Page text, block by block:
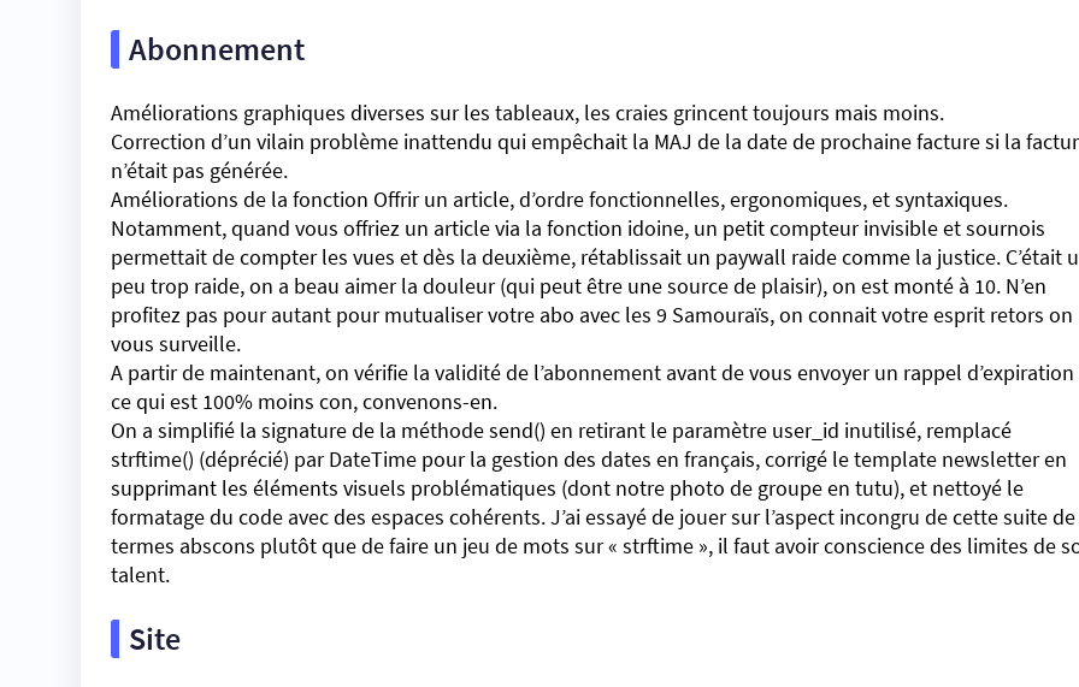
Abonnement
Améliorations graphiques diverses sur les tableaux, les craies grincent toujours mais moins.
Correction d’un vilain problème inattendu qui empêchait la MAJ de la date de prochaine facture si la
n’était pas générée.
Améliorations de la fonction Offrir un article, d’ordre fonctionnelles, ergonomiques, et syntaxiques.
Notamment, quand vous offriez un article via la fonction idoine, un petit compteur invisible et sournois
permettait de compter les vues et dès la deuxième, rétablissait un paywall raide comme la justice. C’était
peu trop raide, on a beau aimer la douleur (qui peut être une source de plaisir), on est monté à 10. N’en
profitez pas pour autant pour mutualiser votre abo avec les 9 Samouraïs, on connait votre esprit retors on
vous surveille.
A partir de maintenant, on vérifie la validité de l’abonnement avant de vous envoyer un rappel d’expiration
ce qui est 100% moins con, convenons-en.
On a simplifié la signature de la méthode send() en retirant le paramètre user_id inutilisé, remplacé
strftime() (déprécié) par DateTime pour la gestion des dates en français, corrigé le template newsletter en
supprimant les éléments visuels problématiques (dont notre photo de groupe en tutu), et nettoyé le
formatage du code avec des espaces cohérents. J’ai essayé de jouer sur l’aspect incongru de cette suite de
termes abscons plutôt que de faire un jeu de mots sur « strftime », il faut avoir conscience des limites de
talent.
Site